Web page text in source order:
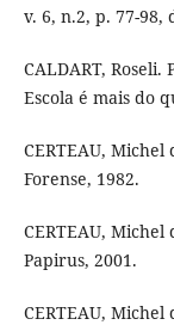
v. 6, n.2, p. 77-98,
CALDART,
Escola é mais do
CERTEAU,
Forense, 1982.
CERTEAU,
Papirus, 2001.
CERTEAU,